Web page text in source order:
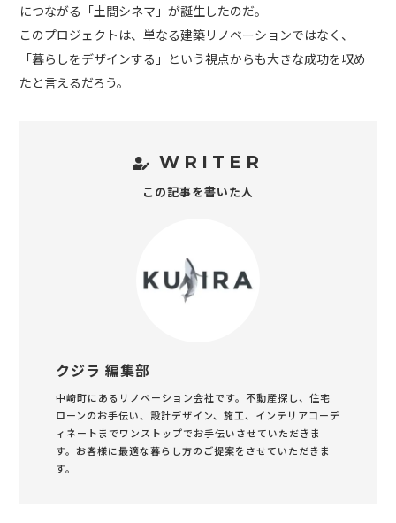
につながる「土間シネマ」が誕生したのだ。
このプロジェクトは、単なる建築リノベーションではなく、
「暮らしをデザインする」という視点からも大きな成功を収め
たと言えるだろう。
WRITER
この記事を書いた人
クジラ 編集部
中崎町にあるリノベーション会社です。不動産探し、住宅
ローンのお手伝い、設計デザイン、施工、インテリアコーデ
ィネートまでワンストップでお手伝いさせていただきま
す。お客様に最適な暮らし方のご提案をさせていただきま
す。